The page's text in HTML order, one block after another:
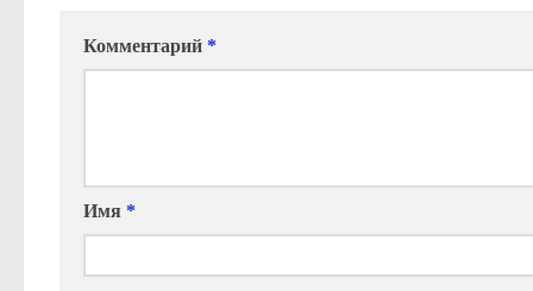
Комментарий *
Имя *